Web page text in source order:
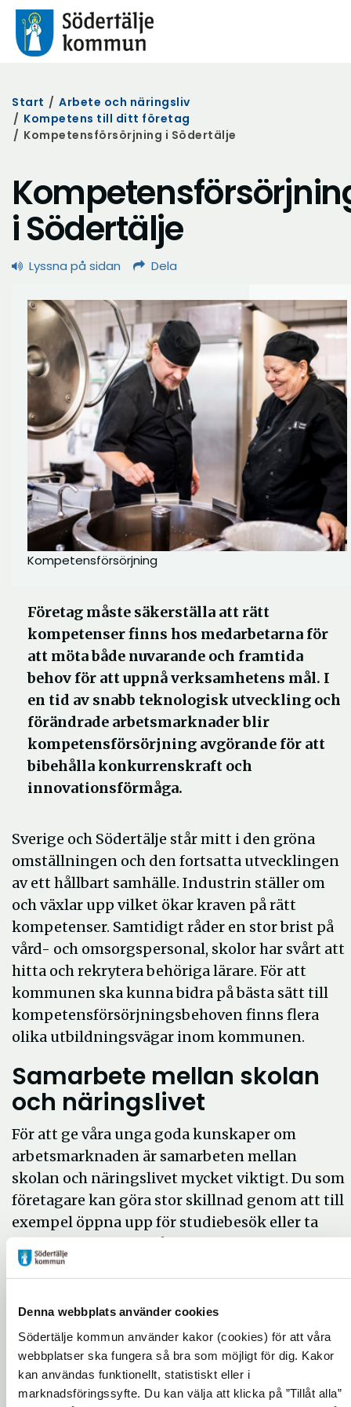
Denna webbplats använder cookies
Södertälje kommun använder kakor (cookies) för att våra
webbplatser ska fungera så bra som möjligt för dig. Kakor
kan användas funktionellt, statistiskt eller i
marknadsföringssyfte. Du kan välja att klicka på ”Tillåt alla”
Start / Arbete och näringsliv
/ Kompetens till ditt företag
/ Kompetensförsörjning i Södertälje
i Södertälje
Lyssna på sidan Dela
Kompetensförsörjning
Företag måste säkerställa att rätt
kompetenser finns hos medarbetarna för
att möta både nuvarande och framtida
behov för att uppnå verksamhetens mål. I
en tid av snabb teknologisk utveckling och
förändrade arbetsmarknader blir
kompetensförsörjning avgörande för att
bibehålla konkurrenskraft och
innovationsförmåga.
Sverige och Södertälje står mitt i den gröna
omställningen och den fortsatta utvecklingen
av ett hållbart samhälle. Industrin ställer om
och växlar upp vilket ökar kraven på rätt
kompetenser. Samtidigt råder en stor brist på
vård- och omsorgspersonal, skolor har svårt att
hitta och rekrytera behöriga lärare. För att
kommunen ska kunna bidra på bästa sätt till
kompetensförsörjningsbehoven finns flera
olika utbildningsvägar inom kommunen.
Samarbete mellan skolan
och näringslivet
För att ge våra unga goda kunskaper om
arbetsmarknaden är samarbeten mellan
skolan och näringslivet mycket viktigt. Du som
företagare kan göra stor skillnad genom att till
exempel öppna upp för studiebesök eller ta
utbildningsnivåer.
Utbildningar
Vill du hitta en utbildning? Klicka på länkarna
nedan.